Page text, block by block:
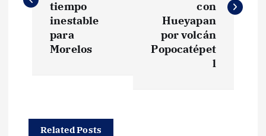
c
tiempo
inestable
para
Morelos
con
Hueyapan
por volcán
Popocatépet
l
Related Posts